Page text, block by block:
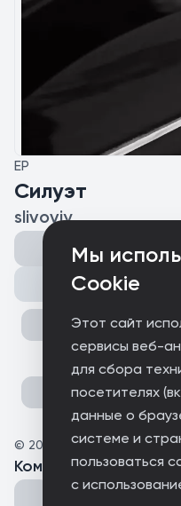
Мы
Cookie
Этот сайт
сервисы веб-
для сбора
посетителях
данные о
системе и
пользоваться
с
EP
Силуэт
slivoviy
© 2025 slivoviy
Комментарии(0 )